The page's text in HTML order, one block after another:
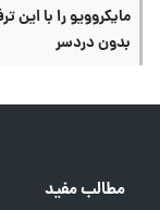
بدون دردسر
مطالب مفید